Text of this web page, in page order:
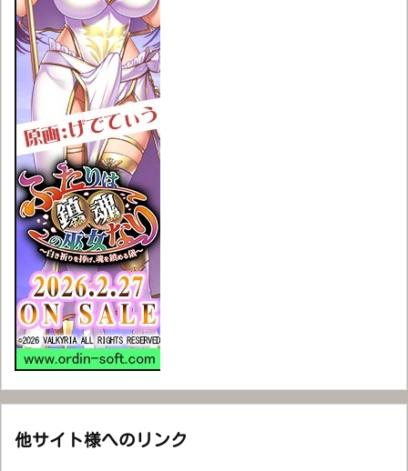
他サイト様へのリンク